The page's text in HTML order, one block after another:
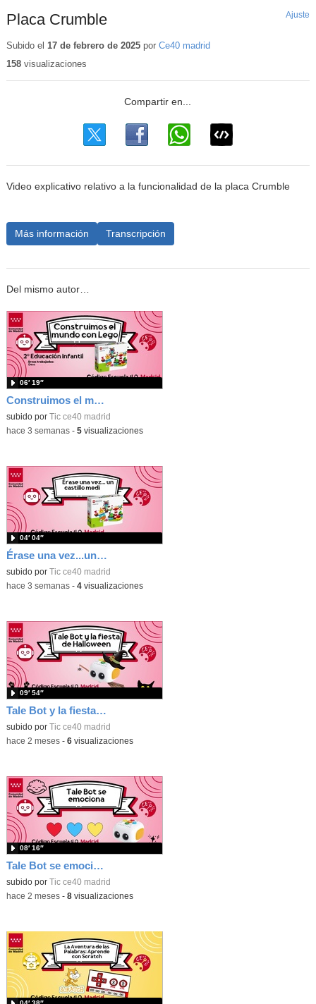
Placa Crumble Ajuste
Subido el 17 de febrero de 2025por Ce40 madrid
158visualizaciones
Video explicativo relativo a la funcionalidad de la placa Crumble
Más información Transcripción
Del mismo autor…
Construimos el mundo con Lego
subido por Tic ce40 madrid
06′ 19″
-hace 3 semanas- 5visualizaciones
Érase una vez...un castillo medieval
subido por Tic ce40 madrid
04′ 04″
-hace 3 semanas- 4visualizaciones
Tale Bot y la fiesta de Halloween
subido por Tic ce40 madrid
09′ 54″
-hace 2 meses- 6visualizaciones
Tale Bot se emociona
subido por Tic ce40 madrid
08′ 16″
-hace 2 meses- 8visualizaciones